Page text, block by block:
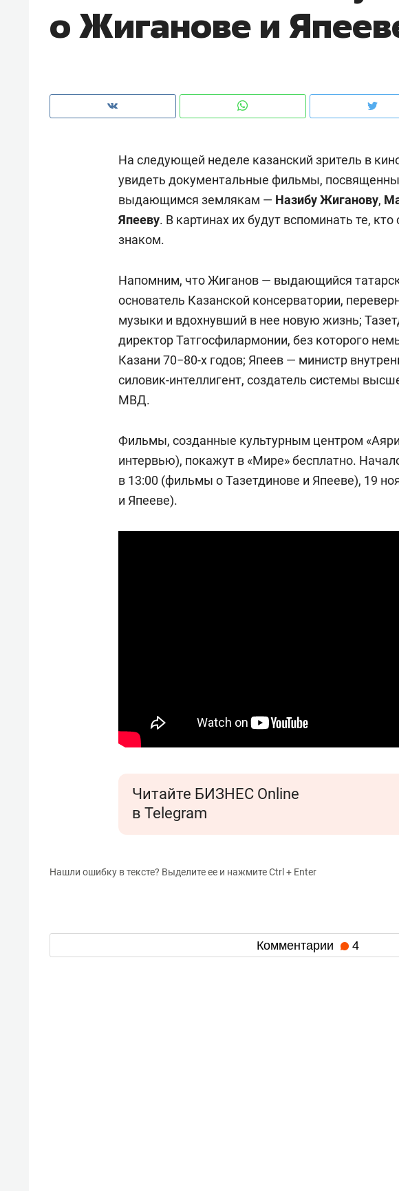
о Жиганове и
На следующей неделе казанский зритель в
увидеть документальные фильмы,
выдающимся землякам — Назибу Жиганову,
Япееву. В картинах их будут вспоминать те,
знаком.
Напомним, что Жиганов — выдающийся
основатель Казанской консерватории,
музыки и вдохнувший в нее новую жизнь;
директор Татгосфилармонии, без которого
Казани 70−80-х годов; Япеев — министр
силовик-интеллигент, создатель системы
МВД.
Фильмы, созданные культурным центром
интервью), покажут в «Мире» бесплатно.
в 13:00 (фильмы о Тазетдинове и Япееве), 19
и Япееве).
Читайте БИЗНЕС Online
в Telegram
Нашли ошибку в тексте? Выделите ее и нажмите Ctrl + Enter
Комментарии 4
рынки, почему надо знать аксакалов и
чем интересен Оман?
клиентах и
создают оазис жилого
комфорта под Казанью
ID вместо ключа:
безопасность в ЖК